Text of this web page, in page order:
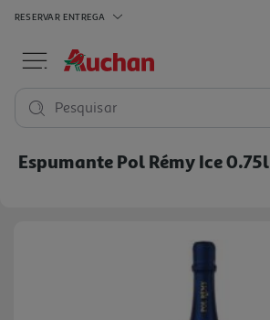
RESERVAR ENTREGA
Pesquisar
Espumante Pol Rémy Ice 0.75l